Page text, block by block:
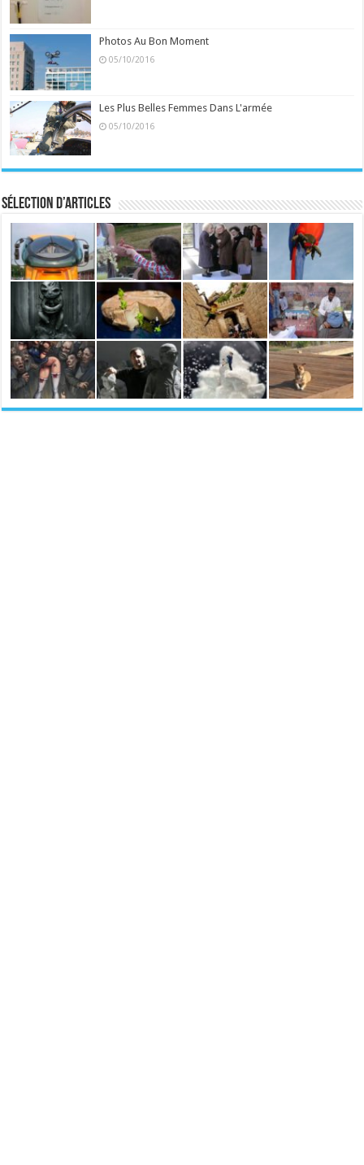
Photos Au Bon Moment
05/10/2016
Les Plus Belles Femmes Dans L'armée
05/10/2016
Sélection d’articles